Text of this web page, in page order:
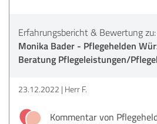
Erfahrungsbericht & Bewertung zu:
Monika Bader - Pflegehelden
Beratung Pflegeleistungen/
23.12.2022 Herr F.
Kommentar von